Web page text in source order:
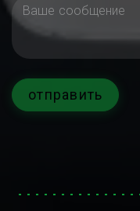
отправить